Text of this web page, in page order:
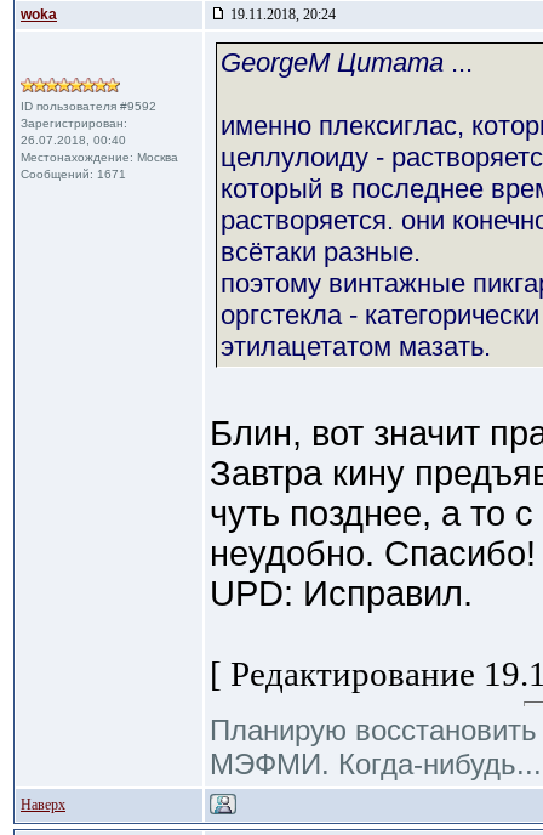
woka 19.11.2018, 20:24
ID пользователя #9592
Зарегистрирован:
26.07.2018, 00:40
Местонахождение: Москва
Сообщений: 1671
GeorgeM Цитата ...
именно плексиглас,
целлулоиду -
который в последнее
растворяется. они
всётаки разные.
поэтому винтажные
оргстекла -
этилацетатом мазать.
Блин, вот значит
Завтра кину
чуть позднее, а то
неудобно. Спасибо!
UPD: Исправил.
[ Редактирование
Планирую
МЭФМИ. Когда-
Наверх